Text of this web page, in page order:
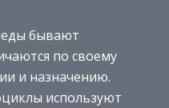
бывают
по своему
и назначению.
используют